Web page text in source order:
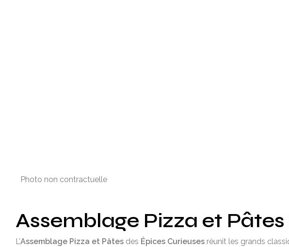
Photo non contractuelle
Assemblage Pizza et
L’Assemblage Pizza et Pâtes des Épices Curieuses réunit les grands